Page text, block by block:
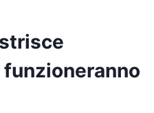
funzioneranno